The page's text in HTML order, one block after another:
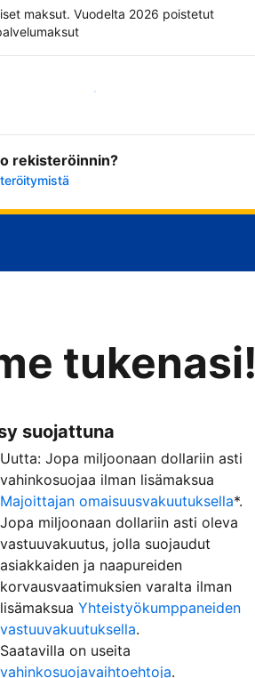
maksut. Vuodelta 2026 poistetut
Aloita nyt
rekisteröinnin?
tukenasi!
suojattuna
Uutta: Jopa miljoonaan dollariin asti
vahinkosuojaa ilman lisämaksua
Majoittajan omaisuusvakuutuksella*.
Jopa miljoonaan dollariin asti oleva
vastuuvakuutus, jolla suojaudut
asiakkaiden ja naapureiden
korvausvaatimuksien varalta ilman
lisämaksuaYhteistyökumppaneiden
vastuuvakuutuksella.
Saatavilla on useita
vahinkosuojavaihtoehtoja.